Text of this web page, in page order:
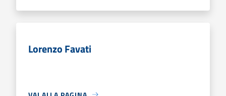
Lorenzo Favati